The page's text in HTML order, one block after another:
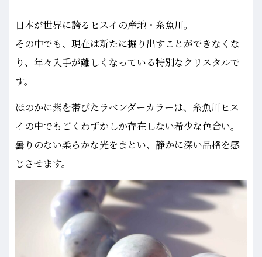
日本が世界に誇るヒスイの産地・糸魚川。
その中でも、現在は新たに掘り出すことができなくな
り、年々入手が難しくなっている特別なクリスタルで
す。
ほのかに紫を帯びたラベンダーカラーは、糸魚川ヒス
イの中でもごくわずかしか存在しない希少な色合い。
曇りのない柔らかな光をまとい、静かに深い品格を感
じさせます。